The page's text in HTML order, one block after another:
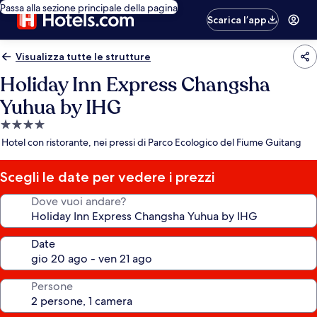
Passa alla sezione principale della pagina
Scarica l’app
Visualizza tutte le strutture
Holiday Inn Express Changsha
Yuhua by IHG
Struttura
a
stelle
Hotel con ristorante, nei pressi di Parco Ecologico del Fiume Guitang
Scegli le date per vedere i prezzi
Dove vuoi andare?
Date
Persone